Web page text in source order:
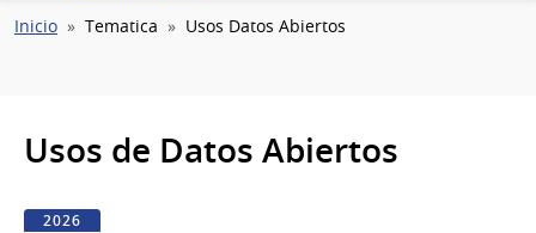
Ruta
Inicio Tematica Usos Datos Abiertos
Usos de Datos Abiertos
2026